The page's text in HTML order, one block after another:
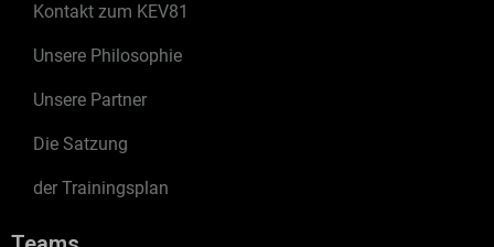
Kontakt zum KEV81
Unsere Philosophie
Unsere Partner
Die Satzung
der Trainingsplan